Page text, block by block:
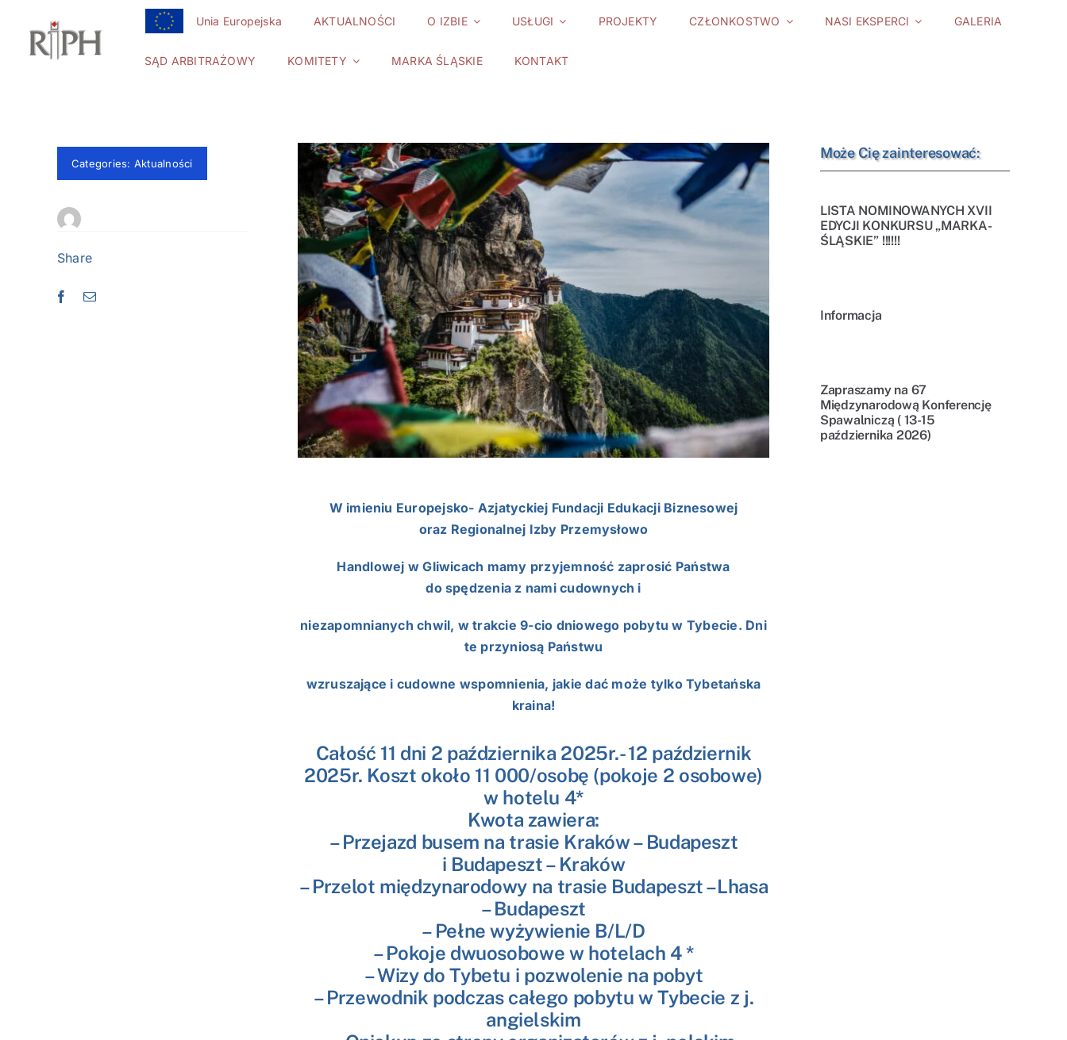
zawartości
Unia Europejska AKTUALNOŚCI O IZBIE USŁUGI PROJEKTY CZŁONKOSTWO NASI EKSPERCI GALERIA
SĄD ARBITRAŻOWY KOMITETY MARKA ŚLĄSKIE KONTAKT
Categories: Aktualności
Share
W imieniu Europejsko- Azjatyckiej Fundacji Edukacji Biznesowej
oraz Regionalnej Izby Przemysłowo
Handlowej w Gliwicach mamy przyjemność zaprosić Państwa
do spędzenia z nami cudownych i
niezapomnianych chwil, w trakcie 9-cio dniowego pobytu w Tybecie. Dni
te przyniosą Państwu
wzruszające i cudowne wspomnienia, jakie dać może tylko Tybetańska
kraina!
Całość 11 dni 2 października 2025r.- 12 październik
2025r. Koszt około 11 000/osobę (pokoje 2 osobowe)
w hotelu 4*
Kwota zawiera:
– Przejazd busem na trasie Kraków – Budapeszt
i Budapeszt – Kraków
– Przelot międzynarodowy na trasie Budapeszt –Lhasa
– Budapeszt
– Pełne wyżywienie B/L/D
– Pokoje dwuosobowe w hotelach 4 *
– Wizy do Tybetu i pozwolenie na pobyt
– Przewodnik podczas całego pobytu w Tybecie z j.
angielskim
Może Cię zainteresować:
LISTA NOMINOWANYCH XVII
EDYCJI KONKURSU „MARKA-
ŚLĄSKIE” !!!!!!
Informacja
Zapraszamy na 67
Międzynarodową Konferencję
Spawalniczą ( 13-15
października 2026)